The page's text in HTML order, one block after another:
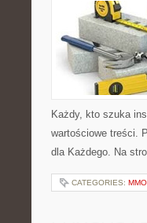
Każdy, kto szuka
wartościowe treści.
dla Każdego. Na
CATEGORIES: